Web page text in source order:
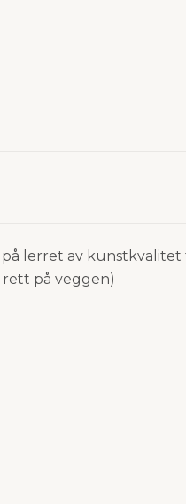
lerret av kunstkvalitet
rett på veggen)